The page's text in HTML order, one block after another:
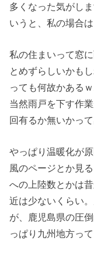
多くなった気がし
いうと、私の場合
私の住まいって窓
とめずらしいかも
っても何故かある
当然雨戸を下す作
回有るか無いかっ
やっぱり温暖化が
風のページとか見
への上陸数とかは
近は少ないくらい
が、鹿児島県の圧
っぱり九州地方っ